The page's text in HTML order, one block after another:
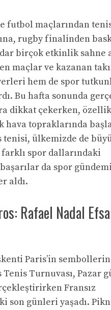
futbol maçlarından
rugby finalinden
birçok etkinlik sahne
maçlar ve kazanan
hem de spor
Bu hafta sonunda
dikkat çekerken,
hava topraklarında
tenisi, ülkemizde de
farklı spor dallarındaki
da spor
aldı.
Rafael Nadal
Paris’in
Tenis Turnuvası, Pazar
Fransız
son günleri yaşadı.